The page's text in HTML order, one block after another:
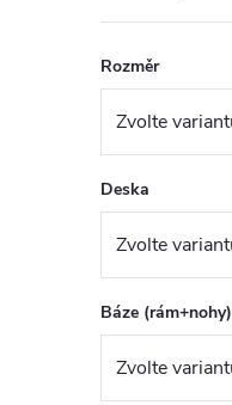
Rozměr
Deska
Báze (rám+nohy)